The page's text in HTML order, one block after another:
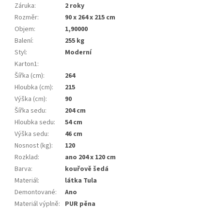
Záruka:
2 roky
Rozměr:
90 x 264 x 215 cm
Objem:
1,90000
Balení:
255 kg
Styl:
Moderní
Karton1:
Šířka (cm):
264
Hloubka (cm):
215
Výška (cm):
90
Šířka sedu:
204 cm
Hloubka sedu:
54 cm
Výška sedu:
46 cm
Nosnost (kg):
120
Rozklad:
ano 204 x 120 cm
Barva:
kouřově šedá
Materiál:
látka Tula
Demontované:
Ano
Materiál výplně: PUR pěna